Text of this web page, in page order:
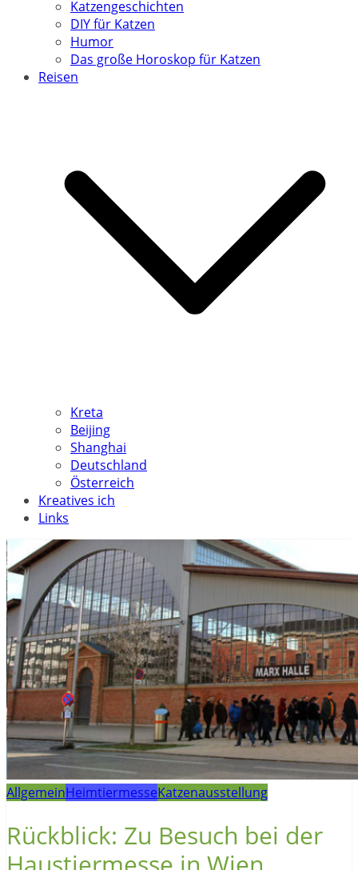
Katzengeschichten
DIY für Katzen
Humor
Das große Horoskop für Katzen
Reisen
Kreta
Beijing
Shanghai
Deutschland
Österreich
Kreatives ich
Links
AllgemeinHeimtiermesseKatzenausstellung
Rückblick: Zu Besuch bei der